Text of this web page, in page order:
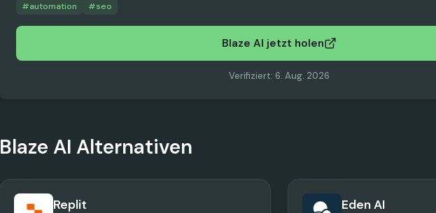
#automation #seo
Blaze AI jetzt holen
Verifiziert: 6. Aug. 2026
Blaze AI Alternativen
Replit Eden AI